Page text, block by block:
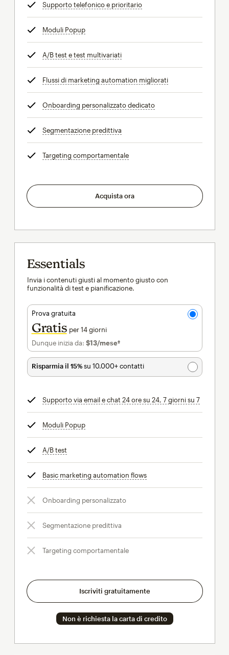
Supporto telefonico e prioritariotooltip
Moduli Popuptooltip
A/B test e test multivariatitooltip
Flussi di marketing automation miglioratitooltip
Onboarding personalizzato dedicatotooltip
Segmentazione predittiva
Targeting comportamentaletooltip
Acquista ora
Essentials
Invia i contenuti giusti al momento giusto con
funzionalità di test e pianificazione.
Prova gratuita
Gratis per 14 giorni
Dunque inizia da: $13/mese†al mese†
Risparmia il 15%su 10.000+ contatti
Supporto via email e chat 24 ore su 24, 7 giorni su 7tooltip
Moduli Popuptooltip
A/B test
Basic marketing automation flowstooltip
Onboarding personalizzato
Segmentazione predittiva
Targeting comportamentale
Iscriviti gratuitamente
Non è richiesta la carta di credito